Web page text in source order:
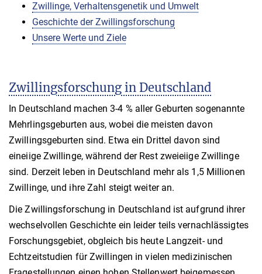
Zwillinge, Verhaltensgenetik und Umwelt
Geschichte der Zwillingsforschung
Unsere Werte und Ziele
Zwillingsforschung in Deutschland
In Deutschland machen 3-4 % aller Geburten sogenannte
Mehrlingsgeburten aus, wobei die meisten davon
Zwillingsgeburten sind. Etwa ein Drittel davon sind
eineiige Zwillinge, während der Rest zweieiige Zwillinge
sind. Derzeit leben in Deutschland mehr als 1,5 Millionen
Zwillinge, und ihre Zahl steigt weiter an.
Die Zwillingsforschung in Deutschland ist aufgrund ihrer
wechselvollen Geschichte ein leider teils vernachlässigtes
Forschungsgebiet, obgleich bis heute Langzeit- und
Echtzeitstudien für Zwillingen in vielen medizinischen